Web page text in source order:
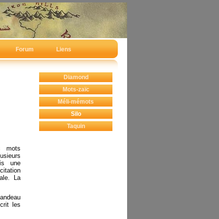
Forum Liens
Diamond
Mots-zaïc
Méli-mémots
Silo
Taquin
mots
une
La
les